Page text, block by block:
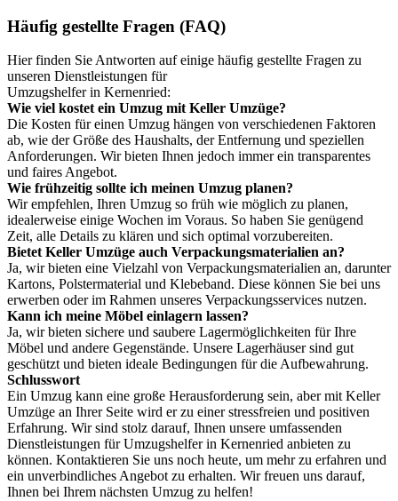
Häufig gestellte Fragen (FAQ)
Hier finden Sie Antworten auf einige häufig gestellte Fragen zu
unseren Dienstleistungen für
Umzugshelfer in Kernenried:
Wie viel kostet ein Umzug mit Keller Umzüge?
Die Kosten für einen Umzug hängen von verschiedenen Faktoren
ab, wie der Größe des Haushalts, der Entfernung und speziellen
Anforderungen. Wir bieten Ihnen jedoch immer ein transparentes
und faires Angebot.
Wie frühzeitig sollte ich meinen Umzug planen?
Wir empfehlen, Ihren Umzug so früh wie möglich zu planen,
idealerweise einige Wochen im Voraus. So haben Sie genügend
Zeit, alle Details zu klären und sich optimal vorzubereiten.
Bietet Keller Umzüge auch Verpackungsmaterialien an?
Ja, wir bieten eine Vielzahl von Verpackungsmaterialien an, darunter
Kartons, Polstermaterial und Klebeband. Diese können Sie bei uns
erwerben oder im Rahmen unseres Verpackungsservices nutzen.
Kann ich meine Möbel einlagern lassen?
Ja, wir bieten sichere und saubere Lagermöglichkeiten für Ihre
Möbel und andere Gegenstände. Unsere Lagerhäuser sind gut
geschützt und bieten ideale Bedingungen für die Aufbewahrung.
Schlusswort
Ein Umzug kann eine große Herausforderung sein, aber mit Keller
Umzüge an Ihrer Seite wird er zu einer stressfreien und positiven
Erfahrung. Wir sind stolz darauf, Ihnen unsere umfassenden
Dienstleistungen für Umzugshelfer in Kernenried anbieten zu
können. Kontaktieren Sie uns noch heute, um mehr zu erfahren und
ein unverbindliches Angebot zu erhalten. Wir freuen uns darauf,
Ihnen bei Ihrem nächsten Umzug zu helfen!